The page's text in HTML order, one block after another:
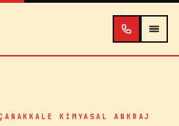
KIMYASAL ANKRAJ